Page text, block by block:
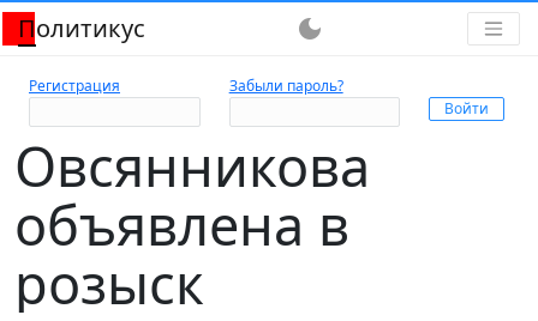
Политикус dark_mode
Регистрация Забыли пароль?
Овсянникова
объявлена в
розыск